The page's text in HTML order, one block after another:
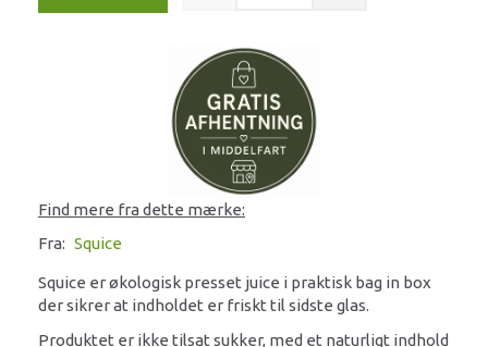
Find mere fra dette mærke:
Fra: Squice
Squice er økologisk presset juice i praktisk bag in box
der sikrer at indholdet er friskt til sidste glas.
Produktet er ikke tilsat sukker, med et naturligt indhold